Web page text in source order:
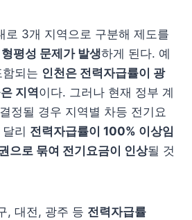
로 3개 지역으로 구분해 제도를
평성 문제가 발생하게 된다. 예
되는 인천은 전력자급률이 광
지역이다. 그러나 현재 정부 계
정될 경우 지역별 차등 전기요
리 전력자급률이 100% 이상임
으로 묶여 전기요금이 인상될 것
, 대전, 광주 등 전력자급률